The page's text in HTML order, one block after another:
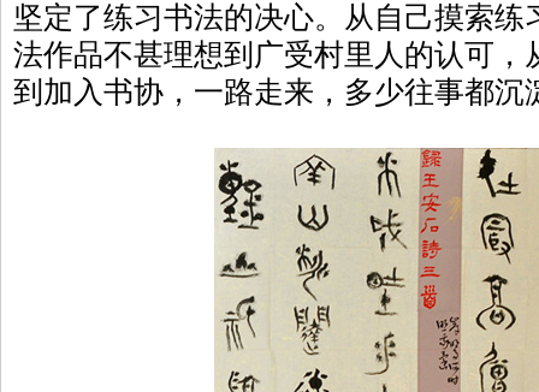
坚定了练习书法的决心。从自己摸索
法作品不甚理想到广受村里人的认可，
到加入书协，一路走来，多少往事都沉